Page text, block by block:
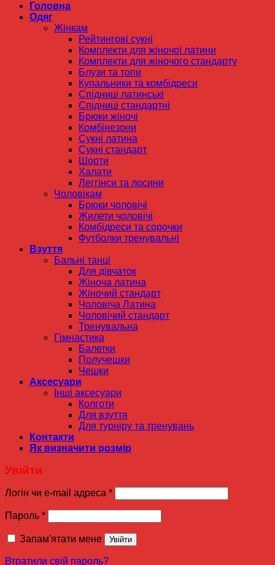
Головна
Одяг
Жінкам
Рейтингові сукні
Комплекти для жіночої латини
Комплекти для жіночого стандарту
Блузи та топи
Купальники та комбідреси
Спідниці латинські
Спідниці стандартні
Брюки жіночі
Комбінезони
Сукні латина
Сукні стандарт
Шорти
Халати
Леггінси та лосини
Чоловікам
Брюки чоловічі
Жилети чоловічі
Комбідреси та сорочки
Футболки тренувальні
Взуття
Бальні танці
Для дівчаток
Жіноча латина
Жіночий стандарт
Чоловіча Латина
Чоловічий стандарт
Тренувальна
Гімнастика
Балетки
Получешки
Чешки
Аксесуари
Інші аксесуари
Колготи
Для взуття
Для турніру та тренувань
Контакти
Як визначити розмір
Увійти
Логін чи e-mail адреса *
Пароль *
Запам'ятати мене Увійти
Втратили свій пароль?